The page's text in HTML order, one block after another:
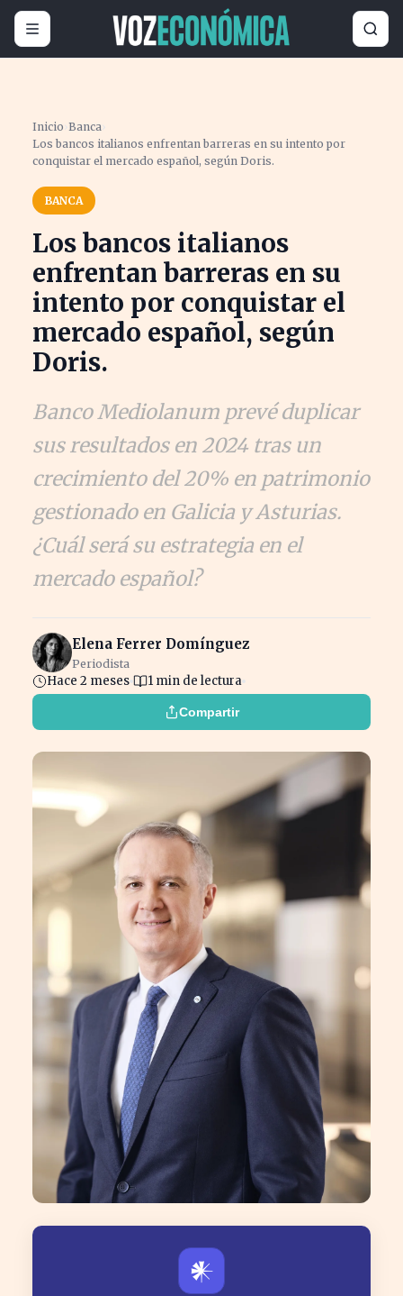
Inicio ›Banca›
Los bancos italianos enfrentan barreras en su intento por
conquistar el mercado español, según Doris.
BANCA
Los bancos italianos
enfrentan barreras en su
intento por conquistar el
mercado español, según
Doris.
Banco Mediolanum prevé duplicar
sus resultados en 2024 tras un
crecimiento del 20% en patrimonio
gestionado en Galicia y Asturias.
¿Cuál será su estrategia en el
mercado español?
Elena Ferrer Domínguez
Periodista
Hace 2 meses 1 min de lectura
Compartir
𒀭